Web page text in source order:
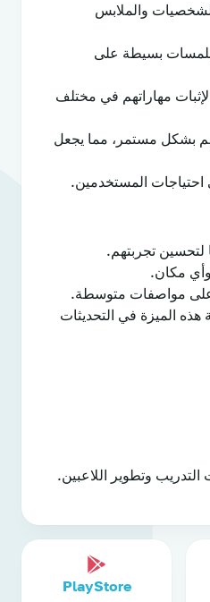
والملابس
بلمسات بسيطة على
مهاراتهم في مختلف
بشكل مستمر، مما يجعل
احتياجات المستخدمين.
لتحسين تجربتهم.
وأي مكان.
على مواصفات متوسطة.
الميزة في التحديثات
وتطوير اللاعبين.
PlayStore